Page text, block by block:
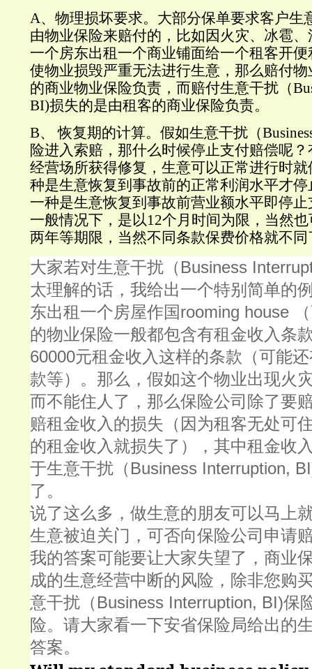
A、 物理损坏要求。大部分保单要求客户生
由物业保险来赔付的，比如因火灾、冰雹
一个房东出租一个商业铺面给一个租客开
使物业损毁严重无法进行生意，那么赔付
的商业物业保险负责，而赔付生意干扰（
BI)损失的是由租客的商业保险负责。
B、恢复期的计算。假如生意干扰（
险进入索赔，那什么时候停止支付赔偿呢
经营场所获得修复，生意可以正常进行时
种是生意恢复到事故前的正常利润水平才
一种是生意恢复到事故前营业额水平即停
一般情况下，是以12个月时间为限，当然
两年等期限，当然不同条款保费价格就不同
大家若对生意干扰（ Business
太理解的话，我给出一个特别简单的
东出租一个房屋作国rooming house
的物业保险一般都包含有租金收入条
60000元租金收入这样的条款（可能
款等）。那么，假如这个物业出现火
而不能住人了，那么保险公司除了要
赔租金收入的损失（因为租客无处可
的租金收入就损失了），其中租金收
于生意干扰（ Business Interruption,
了。
说了这么多，做生意的朋友可以马上
生意被迫关门，可否向保险公司申请
我的答案可能要让大家失望了，商业
成的生意经营中断的风险，除非您购
意干扰（ Business Interruption, BI)保
险。请大家看一下安省保险局给出的
答案。